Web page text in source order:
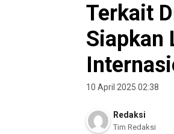
Terkait
Siapkan
10 April 2025 02:38
Redaksi
Tim Redaksi